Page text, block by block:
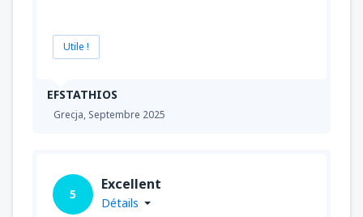
EFSTATHIOS
Grecja, Septembre 2025
Utile !
5
Excellent
Détails